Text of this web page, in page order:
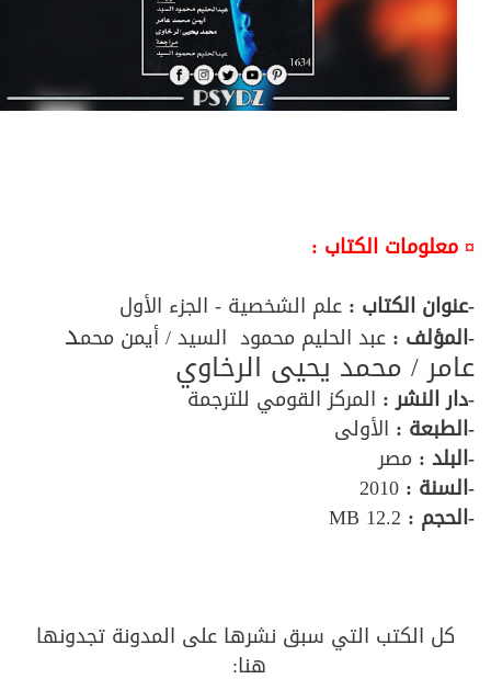
¤ معلومات الكتاب :
-عنوان الكتاب : علم الشخصية - الجزء الأول
-المؤلف : عبد الحليم محمود السيد / أيمن محمد
عامر / محمد يحيى الرخاوي
-دار النشر : المركز القومي للترجمة
-الطبعة : الأولى
-البلد : مصر
-السنة :
-الحجم :
كل الكتب التي سبق نشرها على المدونة تجدونها
هنا: